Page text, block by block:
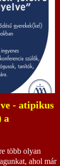
- atipikus
a
több olyan
ahol már